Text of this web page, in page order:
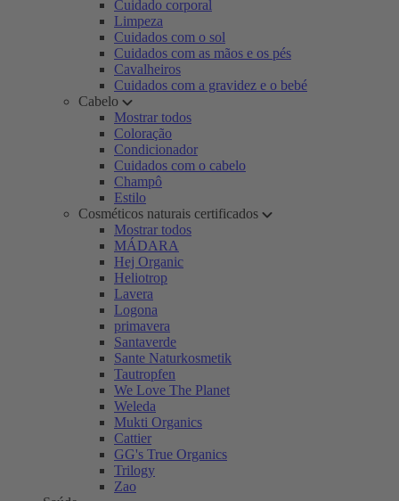
Cuidado corporal
Limpeza
Cuidados com o sol
Cuidados com as mãos e os pés
Cavalheiros
Cuidados com a gravidez e o bebé
Cabelo
Mostrar todos
Coloração
Condicionador
Cuidados com o cabelo
Champô
Estilo
Cosméticos naturais certificados
Mostrar todos
MÁDARA
Hej Organic
Heliotrop
Lavera
Logona
primavera
Santaverde
Sante Naturkosmetik
Tautropfen
We Love The Planet
Weleda
Mukti Organics
Cattier
GG's True Organics
Trilogy
Zao